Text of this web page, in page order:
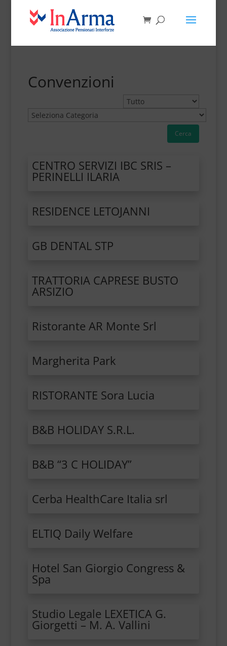
Convenzioni
Cerca
CENTRO SERVIZI IBC SRIS –
PERINELLI ILARIA
RESIDENCE LETOJANNI
GB DENTAL STP
TRATTORIA CAPRESE BUSTO
ARSIZIO
Ristorante AR Monte Srl
Margherita Park
RISTORANTE Sora Lucia
B&B HOLIDAY S.R.L.
B&B “3 C HOLIDAY”
Cerba HealthCare Italia srl
ELTIQ Daily Welfare
Hotel San Giorgio Congress &
Spa
Studio Legale LEXETICA G.
Giorgetti – M. A. Vallini